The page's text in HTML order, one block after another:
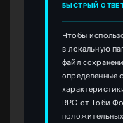
БЫСТРЫЙ
Чтобы
в локальную
файл
определенные
RPG от Тоби